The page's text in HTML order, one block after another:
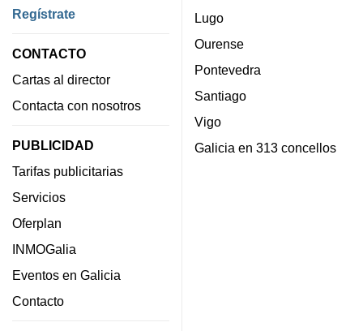
Regístrate
CONTACTO
Cartas al director
Contacta con nosotros
PUBLICIDAD
Tarifas publicitarias
Servicios
Oferplan
INMOGalia
Eventos en Galicia
Contacto
Lugo
Ourense
Pontevedra
Santiago
Vigo
Galicia en 313 concellos